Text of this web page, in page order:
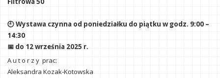
🕘 Wystawa czynna od poniedziałku do piątku w godz. 9:00 –
14:30
📅 do 12 września 2025 r.
A u t o r z y prac:
Aleksandra Kozak-Kotowska